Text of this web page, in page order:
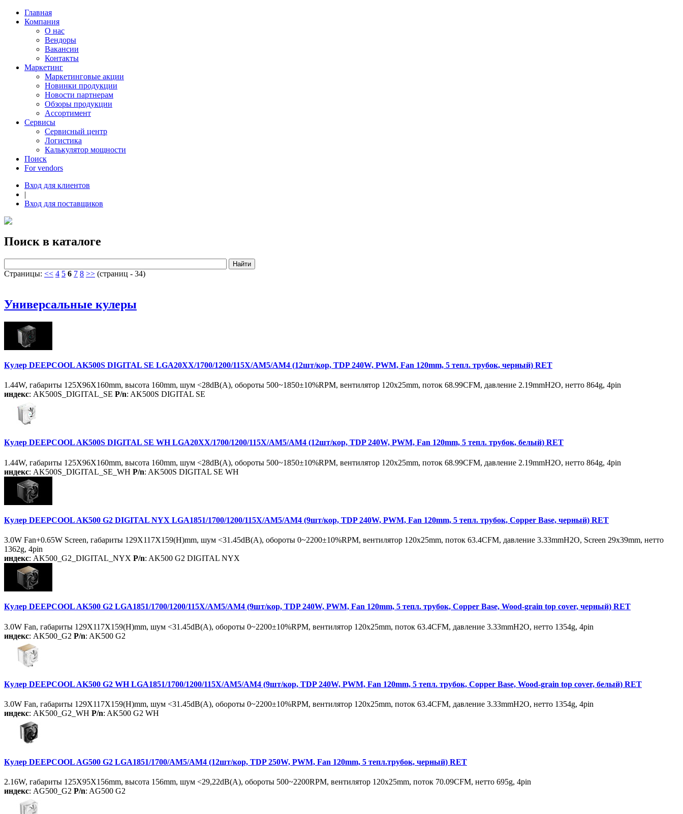
Главная
Компания
О нас
Вендоры
Вакансии
Контакты
Маркетинг
Маркетинговые акции
Новинки продукции
Новости партнерам
Обзоры продукции
Ассортимент
Сервисы
Сервисный центр
Логистика
Калькулятор мощности
Поиск
For vendors
Вход для клиентов
|
Вход для поставщиков
Поиск в каталоге
Страницы: << 4 5 6 7 8 >> (страниц - 34)
Универсальные кулеры
Кулер DEEPCOOL AK500S DIGITAL SE LGA20XX/1700/1200/115X/AM5/AM4 (12шт/кор, TDP 240W, PWM, Fan 120mm, 5 тепл. трубок, черный) RET
1.44W, габариты 125X96X160mm, высота 160mm, шум <28dB(A), обороты 500~1850±10%RPM, вентилятор 120х25mm, поток 68.99CFM, давление 2.19mmH2O, нетто 864g, 4pin
индекс: AK500S_DIGITAL_SE P/n: AK500S DIGITAL SE
Кулер DEEPCOOL AK500S DIGITAL SE WH LGA20XX/1700/1200/115X/AM5/AM4 (12шт/кор, TDP 240W, PWM, Fan 120mm, 5 тепл. трубок, белый) RET
1.44W, габариты 125X96X160mm, высота 160mm, шум <28dB(A), обороты 500~1850±10%RPM, вентилятор 120х25mm, поток 68.99CFM, давление 2.19mmH2O, нетто 864g, 4pin
индекс: AK500S_DIGITAL_SE_WH P/n: AK500S DIGITAL SE WH
Кулер DEEPCOOL AK500 G2 DIGITAL NYX LGA1851/1700/1200/115X/AM5/AM4 (9шт/кор, TDP 240W, PWM, Fan 120mm, 5 тепл. трубок, Copper Base, черный) RET
3.0W Fan+0.65W Screen, габариты 129X117X159(H)mm, шум <31.45dB(A), обороты 0~2200±10%RPM, вентилятор 120х25mm, поток 63.4CFM, давление 3.33mmH2O, Screen 29x39mm, нетто
1362g, 4pin
индекс: AK500_G2_DIGITAL_NYX P/n: AK500 G2 DIGITAL NYX
Кулер DEEPCOOL AK500 G2 LGA1851/1700/1200/115X/AM5/AM4 (9шт/кор, TDP 240W, PWM, Fan 120mm, 5 тепл. трубок, Copper Base, Wood-grain top cover, черный) RET
3.0W Fan, габариты 129X117X159(H)mm, шум <31.45dB(A), обороты 0~2200±10%RPM, вентилятор 120х25mm, поток 63.4CFM, давление 3.33mmH2O, нетто 1354g, 4pin
индекс: AK500_G2 P/n: AK500 G2
Кулер DEEPCOOL AK500 G2 WH LGA1851/1700/1200/115X/AM5/AM4 (9шт/кор, TDP 240W, PWM, Fan 120mm, 5 тепл. трубок, Copper Base, Wood-grain top cover, белый) RET
3.0W Fan, габариты 129X117X159(H)mm, шум <31.45dB(A), обороты 0~2200±10%RPM, вентилятор 120х25mm, поток 63.4CFM, давление 3.33mmH2O, нетто 1354g, 4pin
индекс: AK500_G2_WH P/n: AK500 G2 WH
Кулер DEEPCOOL AG500 G2 LGA1851/1700/AM5/AM4 (12шт/кор, TDP 250W, PWM, Fan 120mm, 5 тепл.трубок, черный) RET
2.16W, габариты 125X95X156mm, высота 156mm, шум <29,22dB(A), обороты 500~2200RPM, вентилятор 120х25mm, поток 70.09CFM, нетто 695g, 4pin
индекс: AG500_G2 P/n: AG500 G2